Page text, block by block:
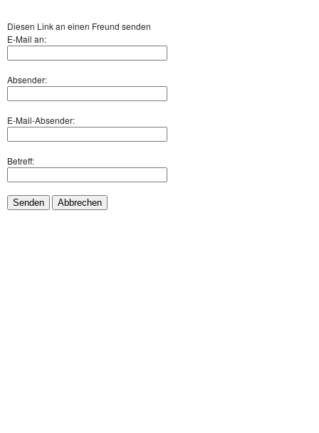
Diesen Link an einen Freund senden
E-Mail an:
Absender:
E-Mail-Absender:
Betreff:
Senden Abbrechen